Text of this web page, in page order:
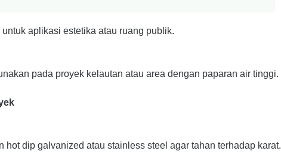
aplikasi estetika atau ruang publik.
pada proyek kelautan atau area dengan paparan air tinggi.
hot dip galvanized atau stainless steel agar tahan terhadap karat.